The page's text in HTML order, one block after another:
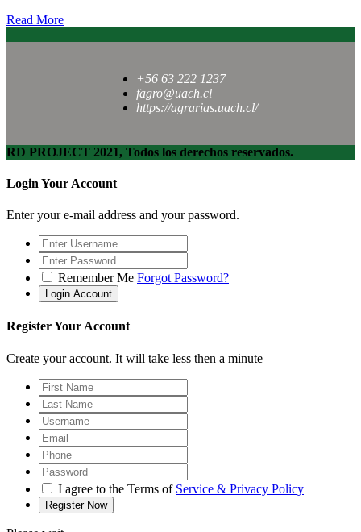
Read More
+56 63 222 1237
fagro@uach.cl
https://agrarias.uach.cl/
RD PROJECT 2021, Todos los derechos reservados.
Login Your Account
Enter your e-mail address and your password.
Remember Me Forgot Password?
Register Your Account
Create your account. It will take less then a minute
I agree to the Terms of Service & Privacy Policy